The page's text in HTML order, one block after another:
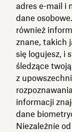
adres e-mail i
dane
również
znane, takich
się logujesz, i
śledzące
z
informacji
dane
Niezależnie